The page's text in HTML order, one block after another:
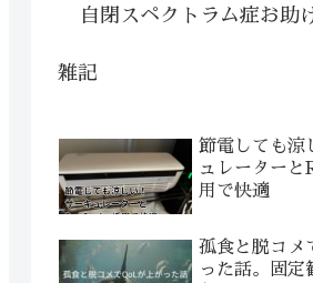
自閉スペクトラム症お助
雑記
節電しても涼
ュレーター
用で快適
孤食と脱コメ
った話。固定